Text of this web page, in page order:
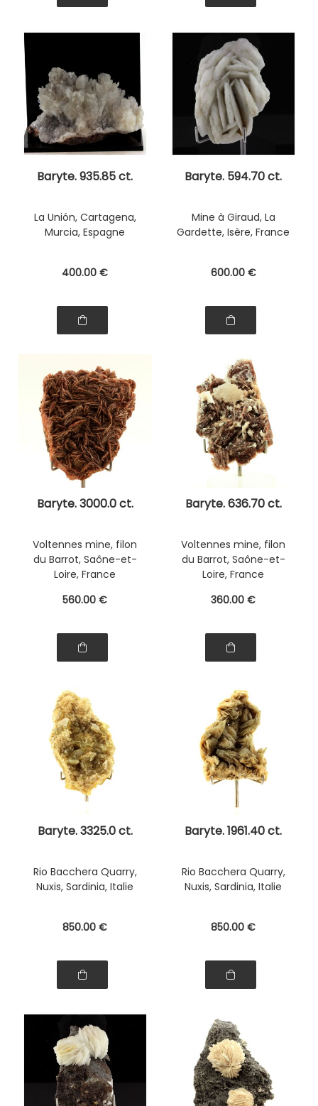
Baryte. 935.85 ct.
La Unión, Cartagena,
Murcia, Espagne
400.00 €
Baryte. 594.70 ct.
Mine à Giraud, La
Gardette, Isère, France
600.00 €
Baryte. 3000.0 ct.
Voltennes mine, filon
du Barrot, Saône-et-
Loire, France
560.00 €
Baryte. 636.70 ct.
Voltennes mine, filon
du Barrot, Saône-et-
Loire, France
360.00 €
Baryte. 3325.0 ct.
Rio Bacchera Quarry,
Nuxis, Sardinia, Italie
850.00 €
Baryte. 1961.40 ct.
Rio Bacchera Quarry,
Nuxis, Sardinia, Italie
850.00 €